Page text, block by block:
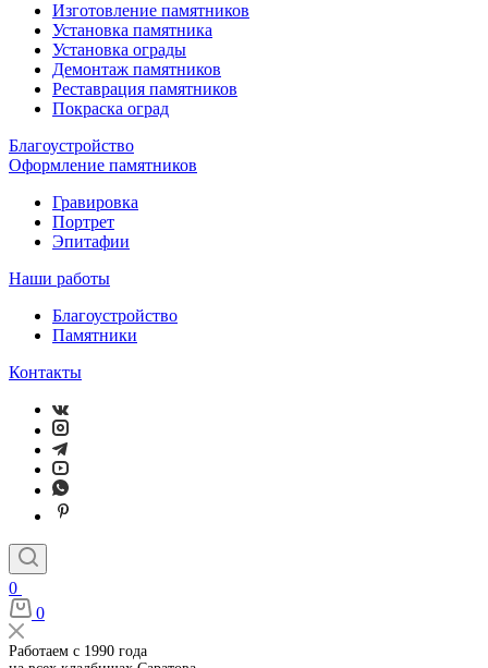
Изготовление памятников
Установка памятника
Установка ограды
Демонтаж памятников
Реставрация памятников
Покраска оград
Благоустройство
Оформление памятников
Гравировка
Портрет
Эпитафии
Наши работы
Благоустройство
Памятники
Контакты
0
0
Работаем с 1990 года